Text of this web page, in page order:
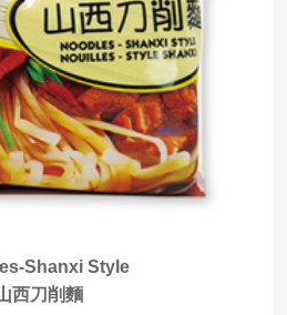
Shanxi Style
西刀削麵